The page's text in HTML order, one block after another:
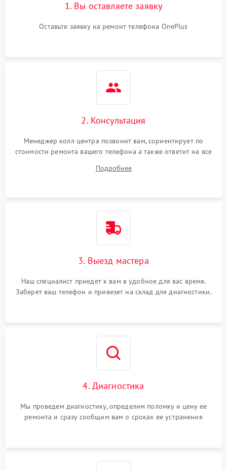
1. Вы оставляете заявку
Оставьте заявку на ремонт телефона OnePlus
2. Консультация
Менеджер колл центра позвонит вам, сориентирует по
стоимости ремонта вашего телефона а также ответит на все
Подробнее
3. Выезд мастера
Наш специалист приедет к вам в удобное для вас время.
Заберет ваш телефон и привезет на склад для диагностики.
4. Диагностика
Мы проведем диагностику, определим поломку и цену ее
ремонта и сразу сообщим вам о сроках ее устранения